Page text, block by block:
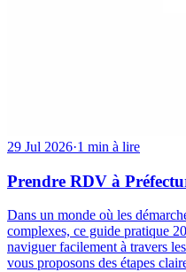
29 Jul 2026·1 min à lire
Prendre RDV à
Dans un monde où les
complexes, ce guide pratique
naviguer facilement à travers
vous proposons des étapes